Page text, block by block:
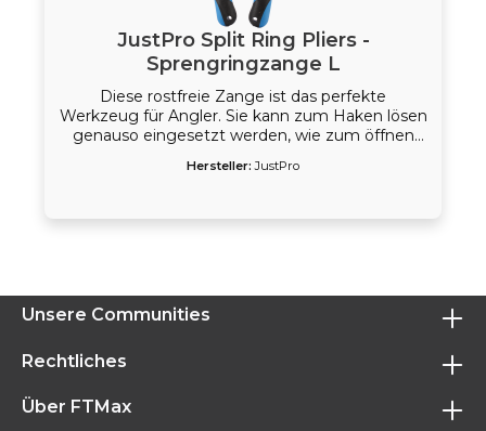
JustPro Split Ring Pliers -
Sprengringzange L
Diese rostfreie Zange ist das perfekte
Werkzeug für Angler. Sie kann zum Haken lösen
genauso eingesetzt werden, wie zum öffnen
Hersteller:JustPro
Unsere Communities
Rechtliches
Über FTMax